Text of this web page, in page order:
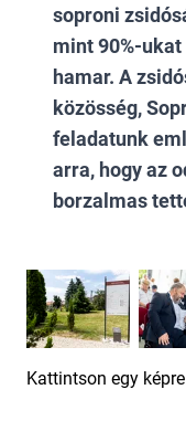
soproni
mint 90%-
hamar. A
közösség,
feladatunk
arra, hogy az
borzalmas
Kattintson egy